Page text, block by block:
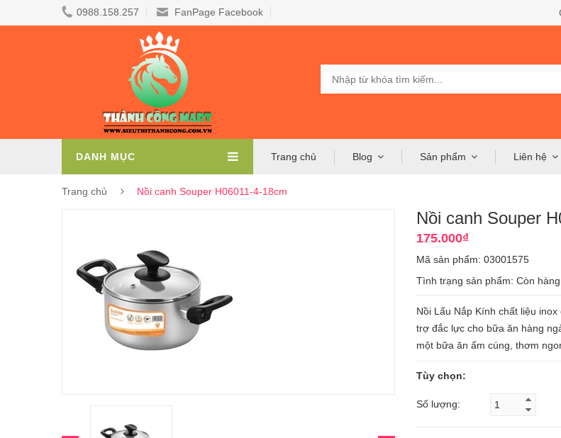
0988.158.257 FanPage Facebook
DANH MỤC Trang chủ Blog Sản phẩm Liên hệ
Trang chủ Nồi canh Souper H06011-4-18cm
Nồi canh Souper
175.000₫
Mã sản phẩm: 03001575
Tình trạng sản phẩm: Còn hàng
Nồi Lẩu Nắp Kính chất liệu
trợ đắc lực cho bữa ăn hàng
một bữa ăn ấm cúng, thơm
Tùy chọn:
Số lượng: